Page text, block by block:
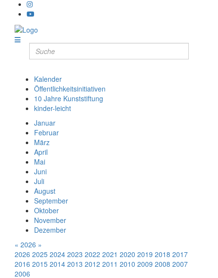
Kalender
Öffentlichkeitsinitiativen
10 Jahre Kunststiftung
kinder-leicht
Januar
Februar
März
April
Mai
Juni
Juli
August
September
Oktober
November
Dezember
« 2026 »
2026 2025 2024 2023 2022 2021 2020 2019 2018 2017
2016 2015 2014 2013 2012 2011 2010 2009 2008 2007
2006